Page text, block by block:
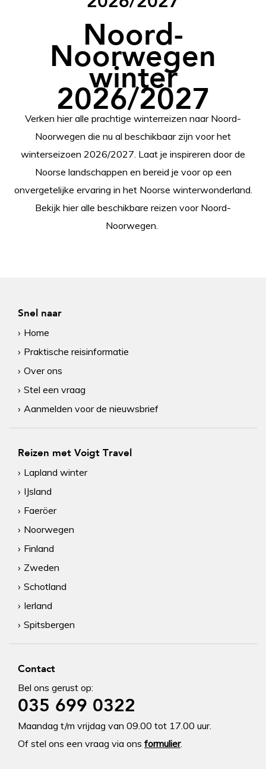
Noord-
Noorwegen
winter
2026/2027
Verken hier alle prachtige winterreizen naar Noord-
Noorwegen die nu al beschikbaar zijn voor het
winterseizoen 2026/2027. Laat je inspireren door de
Noorse landschappen en bereid je voor op een
onvergetelijke ervaring in het Noorse winterwonderland.
Bekijk hier alle beschikbare reizen voor Noord-
Noorwegen.
Snel naar
Home
Praktische reisinformatie
Over ons
Stel een vraag
Aanmelden voor de nieuwsbrief
Reizen met Voigt Travel
Lapland winter
IJsland
Faeröer
Noorwegen
Finland
Zweden
Schotland
Ierland
Spitsbergen
Contact
Bel ons gerust op:
035 699 0322
Maandag t/m vrijdag van 09.00 tot 17.00 uur.
Of stel ons een vraag via ons formulier.